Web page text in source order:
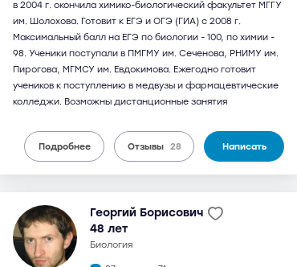
в 2004 г. окончила химико-биологический факультет МГГУ
им. Шолохова. Готовит к ЕГЭ и ОГЭ (ГИА) с 2008 г.
Максимальный балл на ЕГЭ по биологии - 100, по химии -
98. Ученики поступали в ПМГМУ им. Сеченова, РНИМУ им.
Пирогова, МГМСУ им. Евдокимова. Ежегодно готовит
учеников к поступлению в медвузы и фармацевтические
колледжи. Возможны дистанционные занятия
Подробнее Отзывы 28 Написать
Георгий Борисович
48 лет
биология